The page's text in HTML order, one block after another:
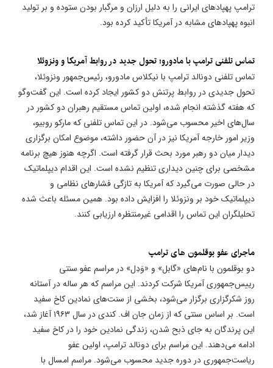
ترامپ پهپادهای ایرانی را به دلیل ارزان و مرگبار بودن ستوده و بر تولید
انبوه پهپادهای مشابه در آمریکا تأکید کرده بود.
تماس تلفنی ترامپ با مادورو؛ تحول جدید در روابط آمریکا و ونزوئلا
تماس تلفنی دونالد ترامپ با نیکلاس مادورو، رئیس‌جمهور ونزوئلا،
تحول جدیدی در روابط پرتنش دو کشور ایجاد کرده است. این گفت‌وگو
که هفته گذشته انجام شده، اولین تماس مستقیم رهبران دو کشور در
سال‌های اخیر محسوب می‌شود. در این تماس تلفنی که مارکو روبیو،
وزیر امور خارجه آمریکا نیز در آن حضور داشته، موضوع امکان برگزاری
دیدار میان دو رهبر مورد بحث قرار گرفته است. اگرچه هنوز هیچ برنامه
مشخصی برای چنین دیداری تنظیم نشده است. این اقدام دیپلماتیک
در حالی صورت می‌گیرد که آمریکا به تازگی فشارهای نظامی و
دیپلماتیک خود بر ونزوئلا را افزایش داده بود. همین مسئله باعث شده
تحلیلگران این تماس را اقدامی غیرمنتظره ارزیابی کنند.
ماجرای عفو بوقلمون های ترامپ
دو بوقلمون با نام‌های «گابل» و «وَدِل» در مراسم عفو سنتی
رییس‌جمهوری آمریکا شرکت کردند. این مراسم که هر ساله در آستانه
روز شکرگزاری برگزار می‌شود، بخشی از سنت‌های نمادین کاخ سفید
است. بر اساس سنتی که از زمان جان اف. کندی در سال ۱۹۶۳ آغاز شد،
این پرندگان به جای ذبح شدن، زندگی نمادین خود را در کاخ سفید
ادامه می‌دهند. این مراسم برای دونالد ترامپ، اولین عفو
ریاست‌جمهوری در دوره جدید محسوب می‌شود. مراسم امسال با